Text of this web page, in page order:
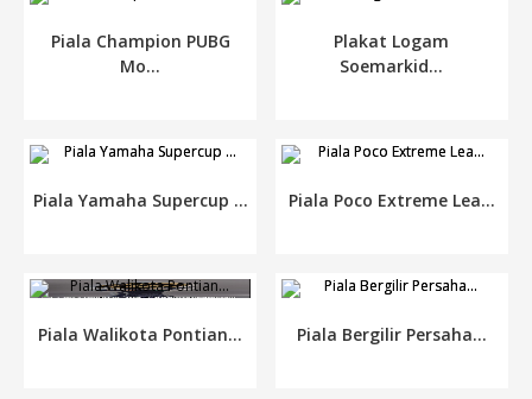
Piala Champion PUBG
Mo...
Plakat Logam
Soemarkid...
Piala Yamaha Supercup ... Piala Poco Extreme Lea...
Piala Walikota Pontian... Piala Bergilir Persaha...